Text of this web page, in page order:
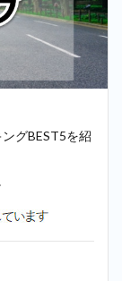
グBEST5を紹